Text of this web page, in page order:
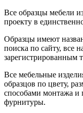
Все образцы мебели
проекту в
Образцы имеют
поиска по сайту, все
зарегистрированным
Все мебельные
образцов по цвету,
способами монтажа и
фурнитуры.